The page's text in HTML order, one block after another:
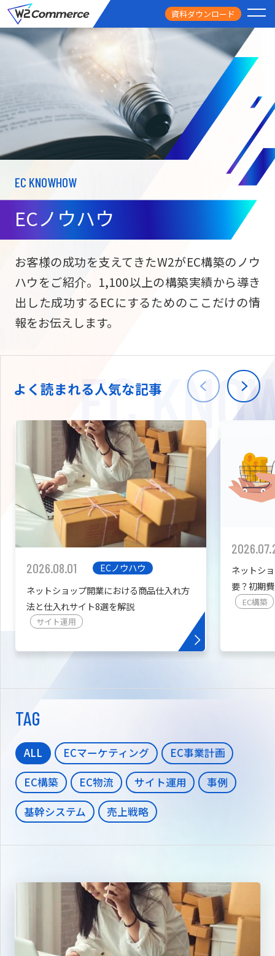
資料ダウンロード
サービス
ECサイト構築
サブスク/定期通販
ECサイト構築
海外進出・現地
W2
拡張プラグイン一覧
カスタマイズ開発
PRICE
料金
FEATURE
導入事例
USEFUL
お役立ち情報
NEWS
ニュース
会社情報
TW
EC KNOWHOW
ECノウハウ
お客様の成功を支えてきたW2がEC構築のノウ
ハウをご紹介。1,100以上の構築実績から導き
出した成功するECにするためのここだけの情
報をお伝えします。
よく読まれる人気な記事
2026.08.01
ECノウハウ
ネットショップ開業における商品仕入れ方
法と仕入れサイト8選を解説
サイト運用
ネットシ
要？初期
を紹介
EC構築
TAG
ALL ECマーケティング
EC事業計画
EC構築
EC物流 サイト運用
事例
基幹システム
売上戦略